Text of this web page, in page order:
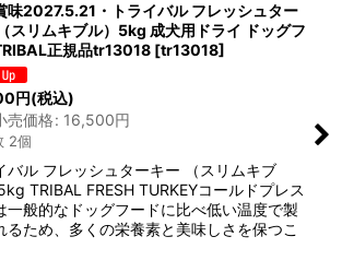
味2027.5.21・トライバル フレッシュター
スリムキブル）5kg 成犬用ドライ ドッグフ
正規品tr13018 [tr13018]
円(税込)
売価格: 16,500円
2個
バル フレッシュターキー （スリムキブ
TRIBAL FRESH TURKEYコールドプレス
一般的なドッグフードに比べ低い温度で製
るため、多くの栄養素と美味しさを保つこ